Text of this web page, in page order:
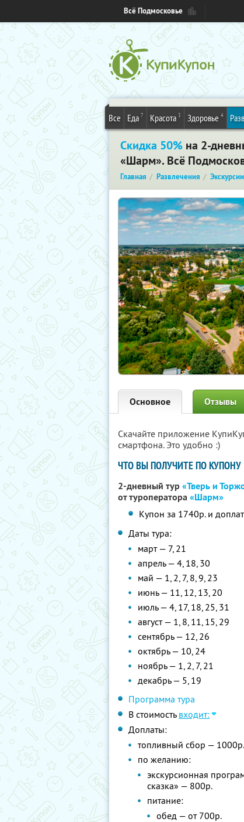
Всё Подмосковье
Все Еда 7 Красота 3 Здоровье 4
Скидка 50% на 2-
«Шарм». Всё
Главная Развлечения Экскурсии
Основное Отзывы
Скачайте приложение
смартфона. Это удобно :)
ЧТО ВЫ ПОЛУЧИТЕ ПО КУПОНУ
2-дневный тур «Тверь и
от туроператора«Шарм»
Купон за 1740р. и
Даты тура:
март — 7, 21
апрель — 4, 18, 30
май — 1, 2, 7, 8, 9, 23
июнь — 11, 12, 13, 20
июль — 4, 17, 18, 25, 31
август — 1, 8, 11, 15, 29
сентябрь — 12, 26
октябрь — 10, 24
ноябрь — 1, 2, 7, 21
декабрь — 5, 19
Программа тура
В стоимость входит:
Доплаты:
топливный сбор — 1000р.
по желанию:
экскурсионная
сказка» — 800р.
питание:
обед — от 700р.